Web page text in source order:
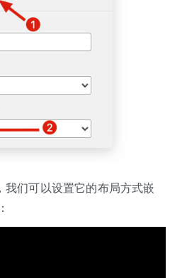
我们可以设置它的布局方式嵌